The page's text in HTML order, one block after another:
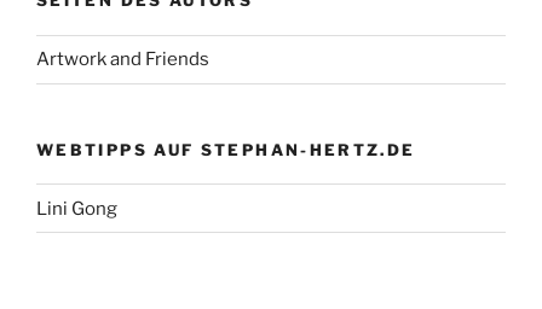
Artwork and Friends
WEBTIPPS AUF STEPHAN-HERTZ.DE
Lini Gong